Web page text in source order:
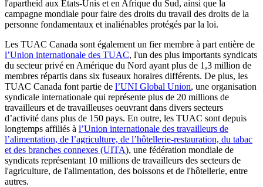
l'apartheid aux États-Unis et en Afrique du Sud, ainsi que la
campagne mondiale pour faire des droits du travail des droits de la
personne fondamentaux et inaliénables protégés par la loi.
Les TUAC Canada sont également un fier membre à part entière de
l’Union internationale des TUAC, l'un des plus importants syndicats
du secteur privé en Amérique du Nord ayant plus de 1,3 million de
membres répartis dans six fuseaux horaires différents. De plus, les
TUAC Canada font partie de l’UNI Global Union, une organisation
syndicale internationale qui représente plus de 20 millions de
travailleurs et de travailleuses oeuvrant dans divers secteurs
d’activité dans plus de 150 pays. En outre, les TUAC sont depuis
longtemps affiliés à l’Union internationale des travailleurs de
l’alimentation, de l’agriculture, de l’hôtellerie-restauration, du tabac
et des branches connexes (UITA), une fédération mondiale de
syndicats représentant 10 millions de travailleurs des secteurs de
l'agriculture, de l'alimentation, des boissons et de l'hôtellerie, entre
autres.